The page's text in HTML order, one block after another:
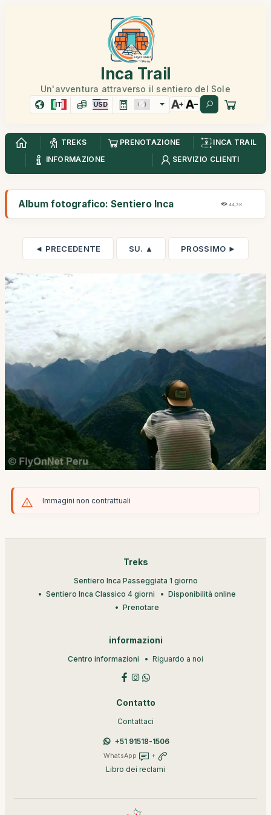
Inca Trail
Un'avventura attraverso il sentiero del Sole
IT USD
TREKS PRENOTAZIONE
INCA TRAIL
INFORMAZIONE
SERVIZIO CLIENTI
Album fotografico: Sentiero Inca 44,3K
◄ PRECEDENTE SU. ▲ PROSSIMO ►
Immagini non contrattuali
Treks
Sentiero Inca Passeggiata 1 giorno
Sentiero Inca Classico 4 giorni
Disponibilità online
Prenotare
informazioni
Centro informazioni Riguardo a noi
Contatto
Contattaci
+51 91518-1506
WhatsApp +
Libro dei reclami